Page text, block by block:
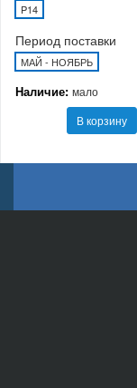
P14
Период поставки
МАЙ - НОЯБРЬ
Наличие: мало
В корзину